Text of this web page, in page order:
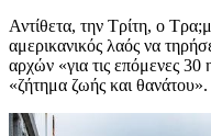
Αντίθετα, την Τρίτη, ο
αμερικανικός λαός να
αρχών «για τις επόμενες 30
«ζήτημα ζωής και θανάτου».